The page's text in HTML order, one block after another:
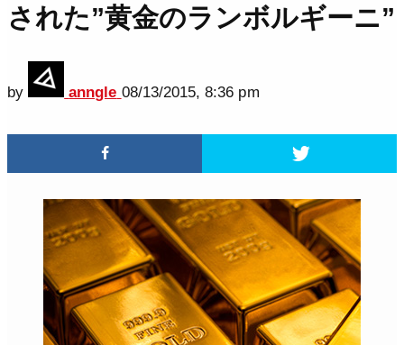
された”黄金のランボルギーニ”
by anngle 08/13/2015, 8:36 pm